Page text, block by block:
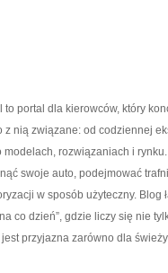
to portal dla kierowców, który
z nią związane: od codziennej
modelach, rozwiązaniach i
swoje auto, podejmować
w sposób użyteczny.
co dzień”, gdzie liczy się nie
przyjazna zarówno dla